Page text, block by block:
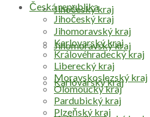
Jihočeský kraj
Jihomoravský kraj
Karlovarský kraj
Česká republika
Jihočeský kraj
Jihomoravský kraj
Karlovarský kraj
Královéhradecký kraj
Liberecký kraj
Moravskoslezský kraj
Olomoucký kraj
Pardubický kraj
Plzeňský kraj